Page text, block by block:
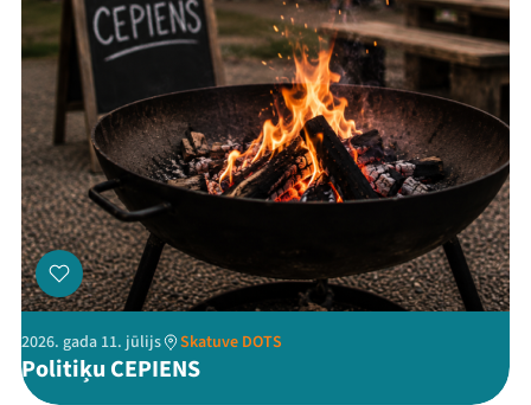
ThreadsFacebookYoutube
X Instagram
Flick TikTok
2026. gada 11. jūlijs Skatuve DOTS
Politiķu CEPIENS